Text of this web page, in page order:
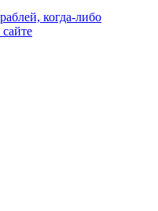
когда-либо